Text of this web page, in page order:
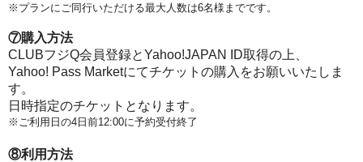
※プランにご同行いただける最大人数は6名様までです。
⑦購入方法
CLUBフジQ会員登録とYahoo!JAPAN ID取得の上、
Yahoo! Pass Marketにてチケットの購入をお願いいたしま
す。
日時指定のチケットとなります。
※ご利用日の4日前12:00に予約受付終了
⑧利用方法